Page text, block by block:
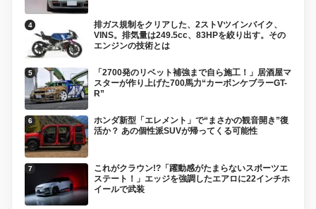
排ガス規制をクリアした、2ストVツインバイク、
VINS。排気量は249.5cc、83HPを絞り出す。その
エンジンの技術とは
「2700発のリベット補強まで自ら施工！」居酒屋マ
スターが作り上げた700馬力“カーボンケブラーGT-
R”
ホンダ新型「エレメント」で“まさかの観音開き”復
活か？ あの個性派SUVが帰ってくる可能性
これがクラウン!?「躍動感がたまらないスポーツエ
ステート！」エッジを強調したエアロに22インチホ
イールで武装